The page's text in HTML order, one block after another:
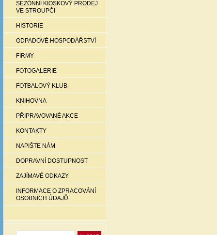
SEZÓNNÍ KIOSKOVÝ PRODEJ
VE STROUPČI
HISTORIE
ODPADOVÉ HOSPODÁŘSTVÍ
FIRMY
FOTOGALERIE
FOTBALOVÝ KLUB
KNIHOVNA
PŘIPRAVOVANÉ AKCE
KONTAKTY
NAPIŠTE NÁM
DOPRAVNÍ DOSTUPNOST
ZAJÍMAVÉ ODKAZY
INFORMACE O ZPRACOVÁNÍ
OSOBNÍCH ÚDAJŮ